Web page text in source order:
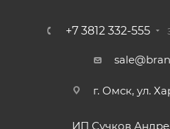
+7 3812 332-555
г. Омск, ул.
ИП Сучков